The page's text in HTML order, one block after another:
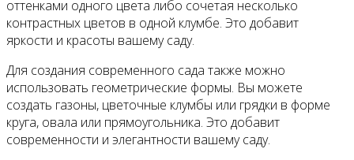
оттенками одного цвета либо сочетая несколько
контрастных цветов в одной клумбе. Это добавит
яркости и красоты вашему саду.
Для создания современного сада также можно
использовать геометрические формы. Вы можете
создать газоны, цветочные клумбы или грядки в форме
круга, овала или прямоугольника. Это добавит
современности и элегантности вашему саду.